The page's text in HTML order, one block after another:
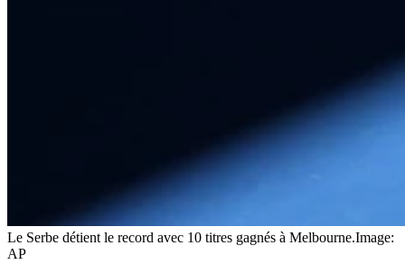
Le Serbe détient le record avec 10 titres gagnés à Melbourne.Image:
AP